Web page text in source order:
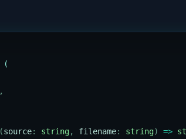
(
,
(source: string, filename: string) =>